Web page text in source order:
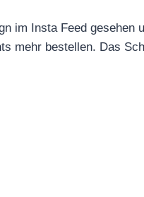
im Insta Feed gesehen
mehr bestellen. Das